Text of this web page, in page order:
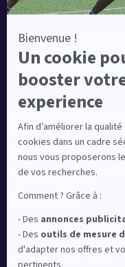
Equipementier
10 ans, Ekinsport a
Capital dans son
commerce en ligne
En savoir plus
© EKINSPORT 2026